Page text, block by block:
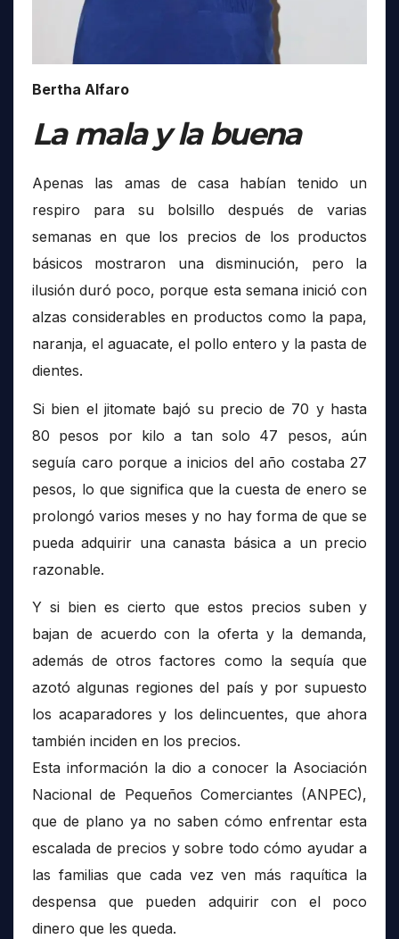
Bertha Alfaro
La mala y la buena
Apenas las amas de casa habían tenido un
respiro para su bolsillo después de varias
semanas en que los precios de los productos
básicos mostraron una disminución, pero la
ilusión duró poco, porque esta semana inició con
alzas considerables en productos como la papa,
naranja, el aguacate, el pollo entero y la pasta de
dientes.
Si bien el jitomate bajó su precio de 70 y hasta
80 pesos por kilo a tan solo 47 pesos, aún
seguía caro porque a inicios del año costaba 27
pesos, lo que significa que la cuesta de enero se
prolongó varios meses y no hay forma de que se
pueda adquirir una canasta básica a un precio
razonable.
Y si bien es cierto que estos precios suben y
bajan de acuerdo con la oferta y la demanda,
además de otros factores como la sequía que
azotó algunas regiones del país y por supuesto
los acaparadores y los delincuentes, que ahora
también inciden en los precios.
Esta información la dio a conocer la Asociación
Nacional de Pequeños Comerciantes (ANPEC),
que de plano ya no saben cómo enfrentar esta
escalada de precios y sobre todo cómo ayudar a
las familias que cada vez ven más raquítica la
despensa que pueden adquirir con el poco
dinero que les queda.